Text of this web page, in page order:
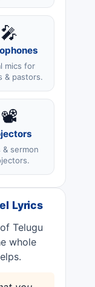
🎤
mics for
& pastors.
📽️
& sermon
Lyrics
Telugu
whole